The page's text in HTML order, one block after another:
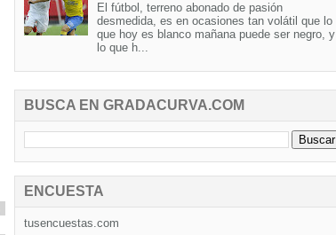
El fútbol, terreno abonado de pasión
desmedida, es en ocasiones tan volátil que lo
que hoy es blanco mañana puede ser negro, y
lo que h...
BUSCA EN GRADACURVA.COM
ENCUESTA
tusencuestas.com